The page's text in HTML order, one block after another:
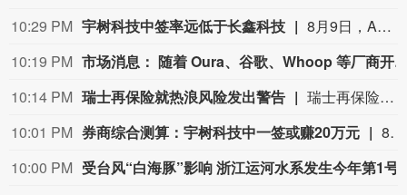
10:29 PM 宇树科技中签率远低于长鑫科技
8月9日，A股“人形机器人第一股”宇树科技8月10日将在科创板正式开启申购。考虑到宇树科技本次发行流通盘规模较小，又叠加“第一股”的题材光环，多家券商综合测算显示，其预计中签率在万分之二至万分之三之间，远低于长鑫科技0.47%的中签率水平。数据显示，2026年以来A股新股上市首日平均涨幅高达276.04%，若以此测算，中一签宇树科技账面盈利有望突破20万元；若对标年内科创板新股首日466.61%的平均涨幅，单签盈利可达35.18万元。 (21财经)
10:19 PM
市场消息： 随着 Oura、谷歌、Whoop 等厂商开启可穿戴设备新时代，苹果正考虑对 Apple Watch 进行重大调整。今年的机型将主要聚焦性能，以及健康、健身追
10:14 PM 瑞士再保险就热浪风险发出警告
瑞士再保险首席执行官贝格尔（Andreas Berger）在接受瑞士《周日新苏黎世报》（NZZ am Sonntag）采访时表示：”热浪及其相关死亡人数的风险被低估了。”他补充说：”我们需要提高对由此产生的危险的认识。”贝格尔是在瑞士再保险公布2026年上半年净利润增长9%之后发表上述言论的，他表示现在断言超额死亡率将如何影响这家总部位于苏黎世的公司的财务数据还为时过早。
10:01 PM 券商综合测算：宇树科技中一签或赚20万元
8月10日，A股“人形机器人第一股”宇树科技（688836.SH）将在科创板正式开启申购。考虑到宇树科技本次发行流通盘规模较小，又叠加“第一股”的题材光环，多家券商综合测算显示，其预计中签率在万分之二至万分之三之间，远低于长鑫科技0.47%的中签率水平。数据显示，2026年以来A股新股上市首日平均涨幅高达276.04%，若以此测算，中一签宇树科技账面盈利有望突破20万元；若对标年内科创板新股首日466.61%的平均涨幅，单签盈利可达35.18万元。（21世纪经济报道）
10:00 PM